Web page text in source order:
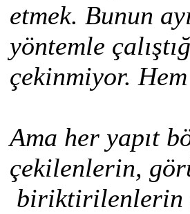
etmek. Bunun
yöntemle
çekinmiyor.
Ama her yapıt
çekilenlerin,
biriktirilenlerin